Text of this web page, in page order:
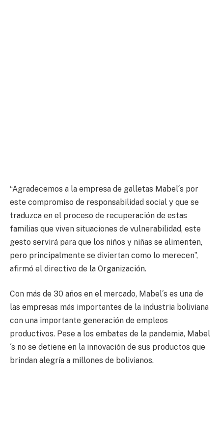
“Agradecemos a la empresa de galletas Mabel´s por
este compromiso de responsabilidad social y que se
traduzca en el proceso de recuperación de estas
familias que viven situaciones de vulnerabilidad, este
gesto servirá para que los niños y niñas se alimenten,
pero principalmente se diviertan como lo merecen”,
afirmó el directivo de la Organización.
Con más de 30 años en el mercado, Mabel´s es una de
las empresas más importantes de la industria boliviana
con una importante generación de empleos
productivos. Pese a los embates de la pandemia, Mabel
´s no se detiene en la innovación de sus productos que
brindan alegría a millones de bolivianos.